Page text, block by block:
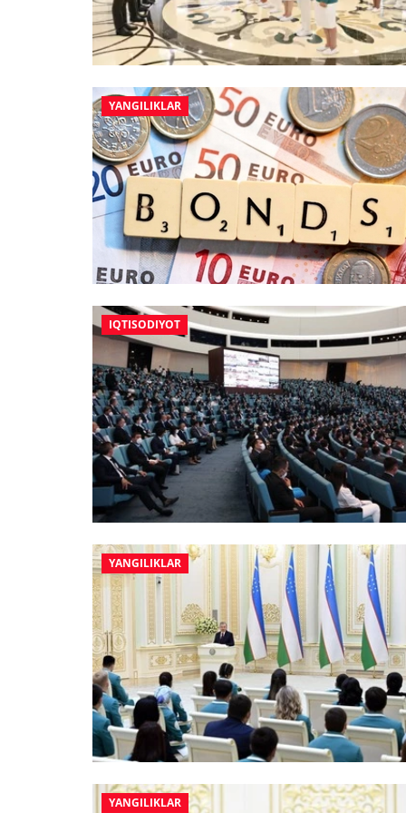
YANGILIKLAR
IQTISODIYOT
YANGILIKLAR
YANGILIKLAR